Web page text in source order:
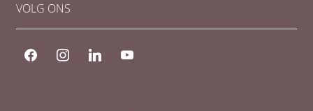
VOLG ONS
facebook instagramlinkedin youtube